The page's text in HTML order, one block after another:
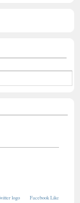
Facebook Like